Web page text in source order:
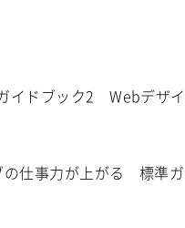
イドブック2 Webデザ
仕事力が上がる 標準